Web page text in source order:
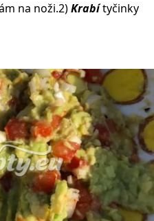
na noži.2)Krabítyčinky